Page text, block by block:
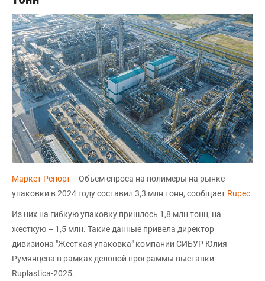
Маркет Репорт-- Объем спроса на полимеры на рынке
упаковки в 2024 году составил 3,3 млн тонн, сообщает Rupec.
Из них на гибкую упаковку пришлось 1,8 млн тонн, на
жесткую – 1,5 млн. Такие данные привела директор
дивизиона "Жесткая упаковка" компании СИБУР Юлия
Румянцева в рамках деловой программы выставки
Ruplastica-2025.